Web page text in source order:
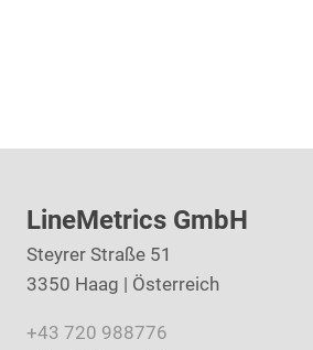
LineMetrics GmbH
Steyrer Straße 51
3350 Haag | Österreich
+43 720 988776